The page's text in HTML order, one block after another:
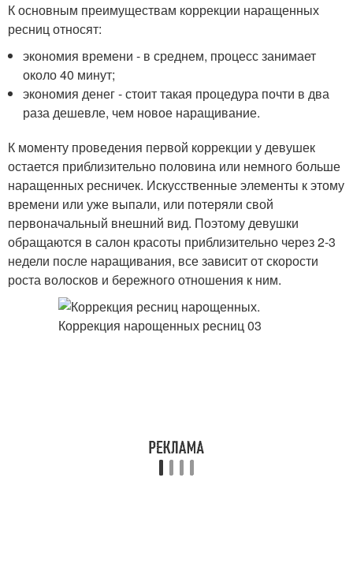
К основным преимуществам коррекции наращенных
ресниц относят:
экономия времени - в среднем, процесс занимает
около 40 минут;
экономия денег - стоит такая процедура почти в два
раза дешевле, чем новое наращивание.
К моменту проведения первой коррекции у девушек
остается приблизительно половина или немного больше
наращенных ресничек. Искусственные элементы к этому
времени или уже выпали, или потеряли свой
первоначальный внешний вид. Поэтому девушки
обращаются в салон красоты приблизительно через 2-3
недели после наращивания, все зависит от скорости
роста волосков и бережного отношения к ним.